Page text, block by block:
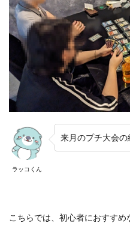
ラッコくん
来月のプチ大会
こちらでは、初心者におすすめ